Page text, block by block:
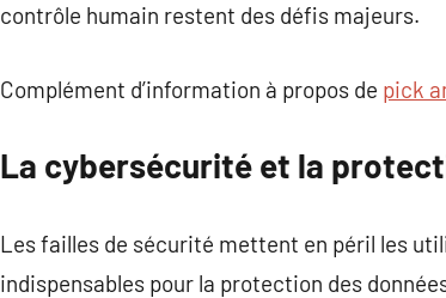
contrôle humain restent des défis majeurs.
Complément d’information à propos de pick
La cybersécurité et la
Les failles de sécurité mettent en péril les
indispensables pour la protection des